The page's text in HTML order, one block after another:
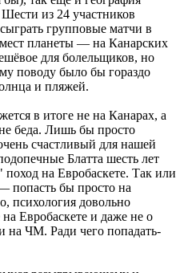
из 24 участников
групповые матчи в
планеты — на Канарских
для болельщиков, но
поводу было бы гораздо
и пляжей.
в итоге не на Канарах, а
беда. Лишь бы просто
счастливый для нашей
Блатта шесть лет
на Евробаскете. Так или
попасть бы просто на
психология довольно
Евробаскете и даже не о
на ЧМ. Ради чего попадать-